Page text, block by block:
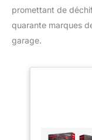
promettant de
quarante marques
garage.